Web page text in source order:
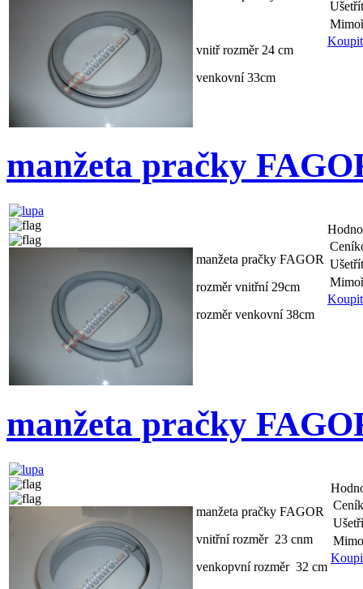
vnitř rozměr 24 cm
venkovní 33cm
Koupit
manžeta pračky
manžeta pračky FAGOR
rozměr vnitřní 29cm
rozměr venkovní 38cm
Koupit
manžeta pračky
manžeta pračky FAGOR
vnitřní rozměr 23 cnm
venkopvní rozměr 32 cm